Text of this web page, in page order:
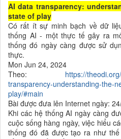
AI data transparency:
state of play
Có rất ít sự minh bạch về dữ
thống AI - một thực tế gây ra
thống đó ngày càng được sử
thực.
Mon Jun 24, 2024
Theo: https://
transparency-understanding-the-
play/#main
Bài được đưa lên Internet ngày:
Khi các hệ thống AI ngày càng
cuộc sống hàng ngày, việc hiểu
thống đó đã được tạo ra như